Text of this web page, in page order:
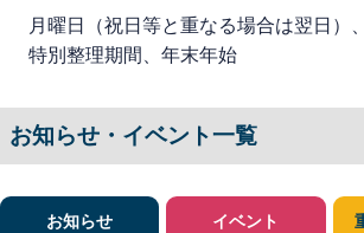
月曜日（祝日等と重なる場合は翌日）
特別整理期間、年末年始
お知らせ・イベント一覧
お知らせ イベント